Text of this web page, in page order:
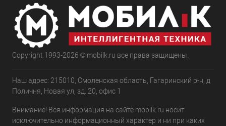
Copyright 1993-2026 © mobilk.ru все права защищены.
Наш адрес: 215010, Смоленская область, Гагаринский р-н, д
Поличня, Новая ул, зд. 20, офис 1
Внимание! Вся информация на сайте mobilk.ru носит
исключительно информационный характер и ни при каких